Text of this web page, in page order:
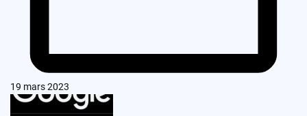
19 mars 2023